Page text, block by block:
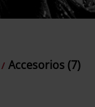
Accesorios (7)